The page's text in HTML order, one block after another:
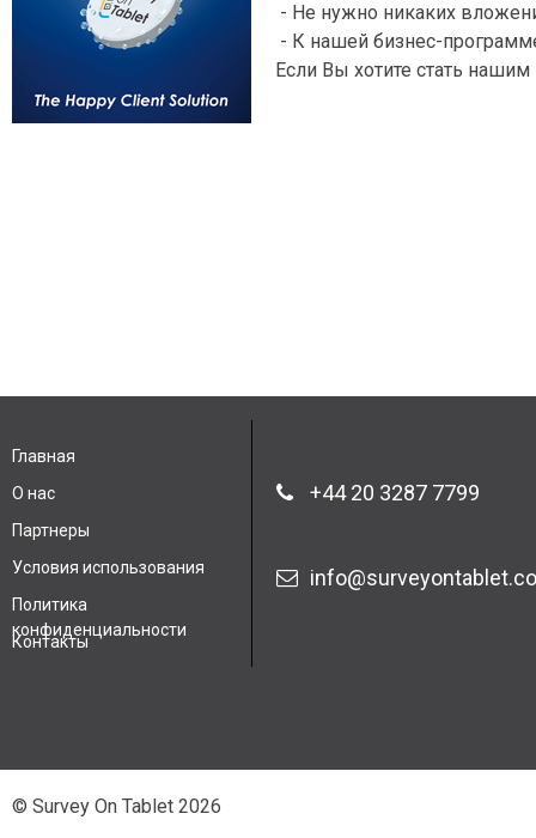
- Не нужно никаких
- К нашей бизнес-
Если Вы хотите стать
Главная
О нас
Партнеры
Условия использования
Политика
конфиденциальности
Контакты
+44 20 3287 7799
© Survey On Tablet 2026